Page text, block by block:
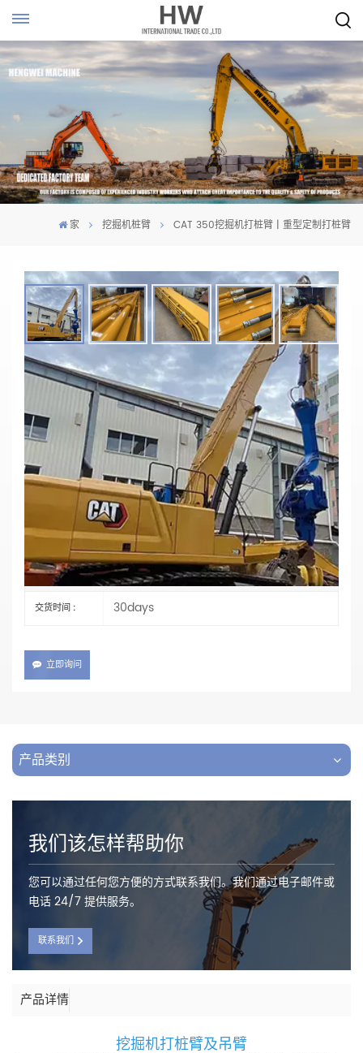
家 挖掘机桩臂 CAT 350挖掘机打桩臂 | 重型定制打桩臂
CAT 350挖掘机打桩臂 | 重型定制打桩臂
材料：Q355B
主要参数
编号 : CAT 350
TT
产品产地 : China Fujian
装运港口 : XIAMEN
交货时间 : 30days
立即询问
产品类别
我们该怎样帮助你
您可以通过任何您方便的方式联系我们。我们通过电子邮件或
电话 24/7 提供服务。
联系我们
产品详情
挖掘机打桩臂及吊臂